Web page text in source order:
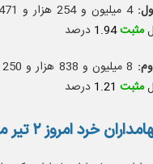
4 میلیون و 254 هزار و 471 واحد |
مثبت1.94 درصد
مثبت 1.21 درصد
خرد امروز۲ تیر ماه ۱۴۰۵